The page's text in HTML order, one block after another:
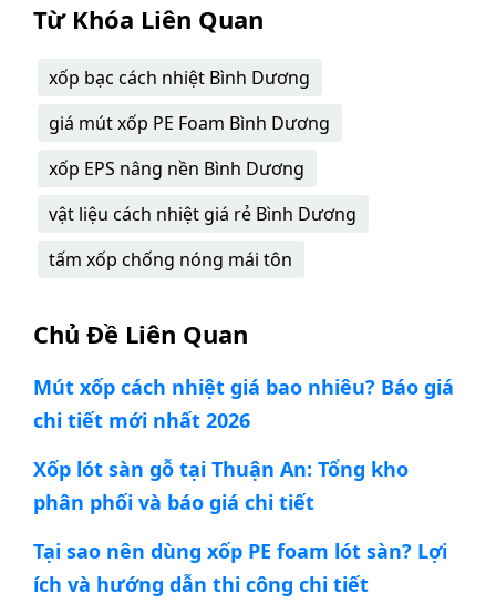
Từ Khóa Liên Quan
xốp bạc cách nhiệt Bình Dương
giá mút xốp PE Foam Bình Dương
xốp EPS nâng nền Bình Dương
vật liệu cách nhiệt giá rẻ Bình Dương
tấm xốp chống nóng mái tôn
Chủ Đề Liên Quan
Mút xốp cách nhiệt giá bao nhiêu? Báo giá
chi tiết mới nhất 2026
Xốp lót sàn gỗ tại Thuận An: Tổng kho
phân phối và báo giá chi tiết
Tại sao nên dùng xốp PE foam lót sàn? Lợi
ích và hướng dẫn thi công chi tiết